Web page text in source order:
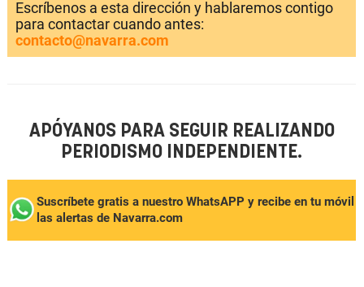
Escríbenos a esta dirección y hablaremos contigo
para contactar cuando antes:
contacto@navarra.com
APÓYANOS PARA SEGUIR REALIZANDO
PERIODISMO INDEPENDIENTE.
Suscríbete gratis a nuestro WhatsAPP y recibe en tu móvil
las alertas de Navarra.com